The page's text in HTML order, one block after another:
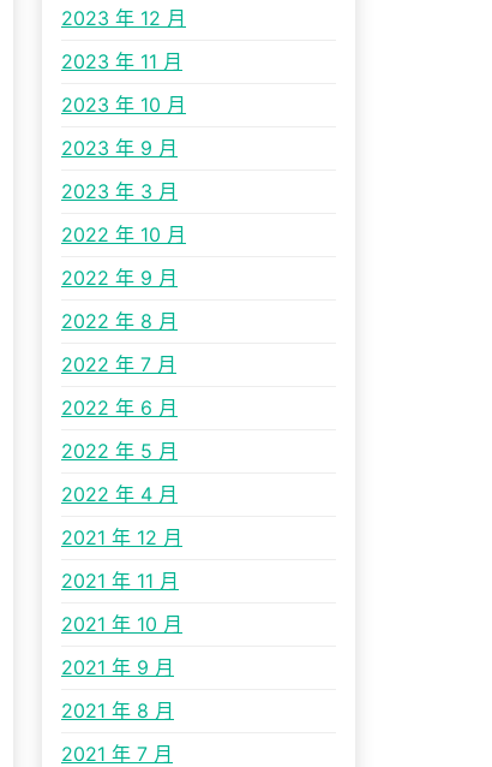
2023 年 12 月
2023 年 11 月
2023 年 10 月
2023 年 9 月
2023 年 3 月
2022 年 10 月
2022 年 9 月
2022 年 8 月
2022 年 7 月
2022 年 6 月
2022 年 5 月
2022 年 4 月
2021 年 12 月
2021 年 11 月
2021 年 10 月
2021 年 9 月
2021 年 8 月
2021 年 7 月